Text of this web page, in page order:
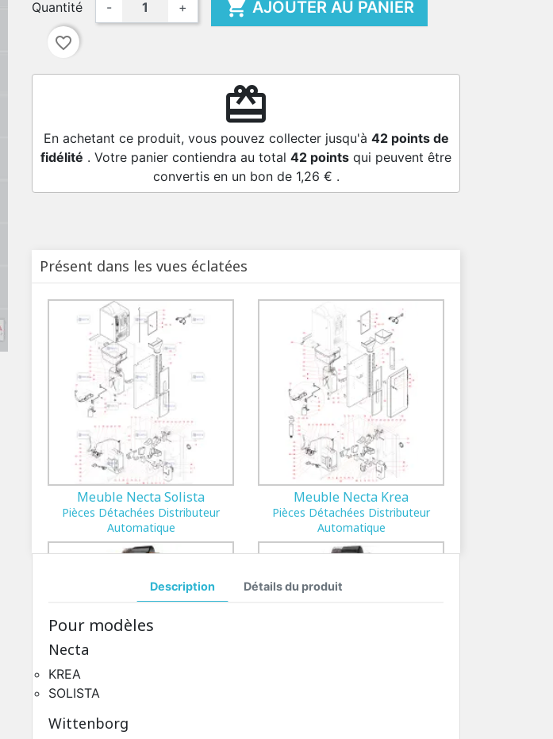
Quantité
- +  AJOUTER AU PANIER
favorite_border
redeem
En achetant ce produit, vous pouvez collecter jusqu'à 42points de
fidélité . Votre panier contiendra au total 42 points qui peuvent être
convertis en un bon de 1,26 € .
Présent dans les vues éclatées
Meuble Necta Solista
Pièces Détachées Distributeur
Automatique
Meuble Necta Krea
Pièces Détachées Distributeur
Automatique
Description Détails du produit
Pour modèles
Necta
KREA
SOLISTA
Wittenborg